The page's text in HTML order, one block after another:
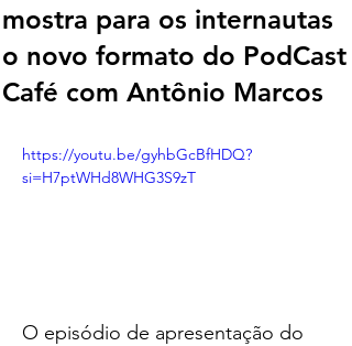
mostra para os internautas
o novo formato do PodCast
Café com Antônio Marcos
https://youtu.be/gyhbGcBfHDQ?
si=H7ptWHd8WHG3S9zT
O episódio de apresentação do